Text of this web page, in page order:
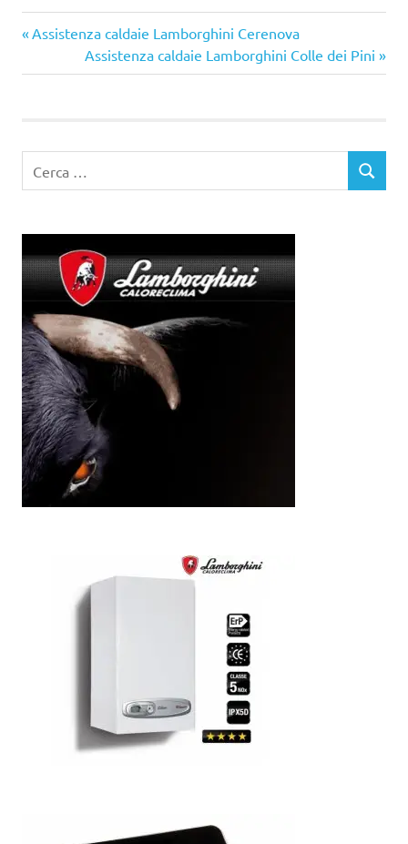
Navigazione
articoli
Articolo
precedente:
Assistenza caldaie Lamborghini Cerenova
Articolo
successivo:
Assistenza caldaie Lamborghini Colle dei Pini
per:
CERCA